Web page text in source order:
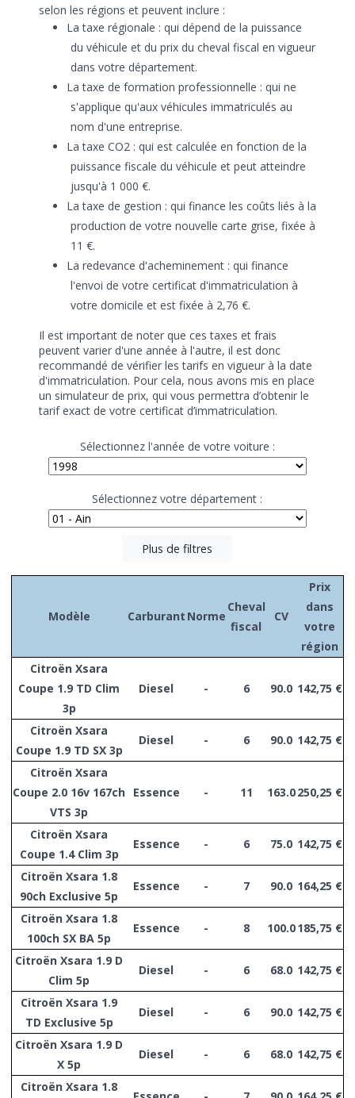
selon les régions et peuvent inclure :
La taxe régionale : qui dépend de la puissance
du véhicule et du prix du cheval fiscal en vigueur
dans votre département.
La taxe de formation professionnelle : qui ne
s'applique qu'aux véhicules immatriculés au
nom d'une entreprise.
La taxe CO2 : qui est calculée en fonction de la
puissance fiscale du véhicule et peut atteindre
jusqu'à 1 000 €.
La taxe de gestion : qui finance les coûts liés à la
production de votre nouvelle carte grise, fixée à
11 €.
La redevance d'acheminement : qui finance
l'envoi de votre certificat d'immatriculation à
votre domicile et est fixée à 2,76 €.
Il est important de noter que ces taxes et frais
peuvent varier d'une année à l'autre, il est donc
recommandé de vérifier les tarifs en vigueur à la date
d'immatriculation. Pour cela, nous avons mis en place
un simulateur de prix, qui vous permettra d’obtenir le
tarif exact de votre certificat d’immatriculation.
Sélectionnez l'année de votre voiture :
Sélectionnez votre département :
Plus de filtres
Modèle Carburant Norme
Cheval
fiscal
CV
Prix
dans
votre
région
Citroën Xsara
Coupe 1.9 TD Clim
3p
Diesel - 6 90.0 142,75 €
Citroën Xsara
Coupe 1.9 TD SX 3p
Diesel - 6 90.0 142,75 €
Citroën Xsara
Coupe 2.0 16v 167ch
VTS 3p
Essence - 11 163.0250,25 €
Citroën Xsara
Coupe 1.4 Clim 3p
Essence - 6 75.0 142,75 €
Citroën Xsara 1.8
90ch Exclusive 5p
Essence - 7 90.0 164,25 €
Citroën Xsara 1.8
100ch SX BA 5p
Essence - 8 100.0185,75 €
Citroën Xsara 1.9 D
Clim 5p
Diesel - 6 68.0 142,75 €
Citroën Xsara 1.9
TD Exclusive 5p
Diesel - 6 90.0 142,75 €
Citroën Xsara 1.9 D
X 5p
Diesel - 6 68.0 142,75 €
Citroën Xsara 1.8